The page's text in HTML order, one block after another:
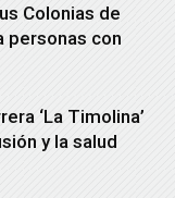
Colonias de
personas con
‘La Timolina’
y la salud